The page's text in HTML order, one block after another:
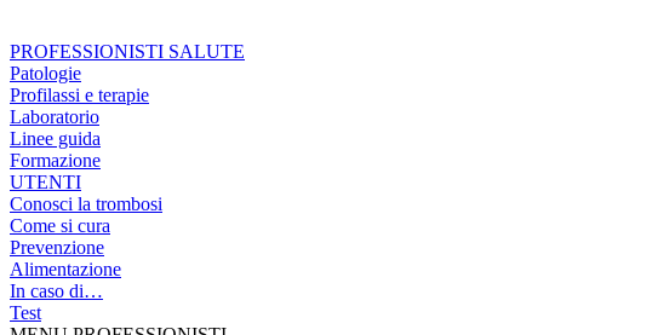
PROFESSIONISTI SALUTE
Patologie
Profilassi e terapie
Laboratorio
Linee guida
Formazione
UTENTI
Conosci la trombosi
Come si cura
Prevenzione
Alimentazione
In caso di…
Test